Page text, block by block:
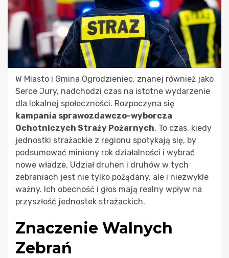
W Miasto i Gmina Ogrodzieniec, znanej również jako
Serce Jury, nadchodzi czas na istotne wydarzenie
dla lokalnej społeczności. Rozpoczyna się
kampania sprawozdawczo-wyborcza
Ochotniczych Straży Pożarnych. To czas, kiedy
jednostki strażackie z regionu spotykają się, by
podsumować miniony rok działalności i wybrać
nowe władze. Udział druhen i druhów w tych
zebraniach jest nie tylko pożądany, ale i niezwykle
ważny. Ich obecność i głos mają realny wpływ na
przyszłość jednostek strażackich.
Znaczenie Walnych
Zebrań